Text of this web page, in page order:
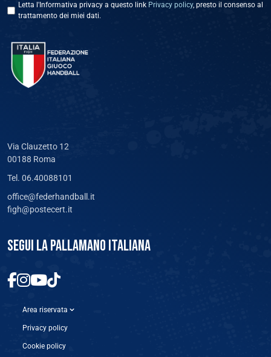
Letta l'Informativa privacy a questo link Privacy policy, presto il consenso al
trattamento dei miei dati.
Via Clauzetto 12
00188 Roma
Tel. 06.40088101
office@federhandball.it
figh@postecert.it
SEGUI LA PALLAMANO ITALIANA
Area riservata
Privacy policy
Cookie policy